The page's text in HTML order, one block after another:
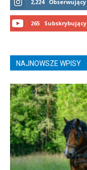
2,224 Obserwujący
265 Subskrybujący
NAJNOWSZE WPISY